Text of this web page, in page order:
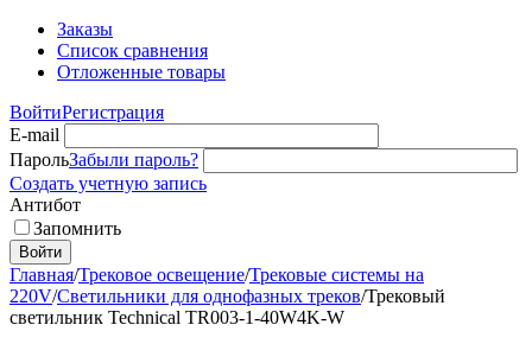
Заказы
Список сравнения
Отложенные товары
ВойтиРегистрация
E-mail
ПарольЗабыли пароль?
Создать учетную запись
Антибот
Запомнить
Войти
Главная/Трековое освещение/Трековые системы на
220V/Светильники для однофазных треков/Трековый
светильник Technical TR003-1-40W4K-W